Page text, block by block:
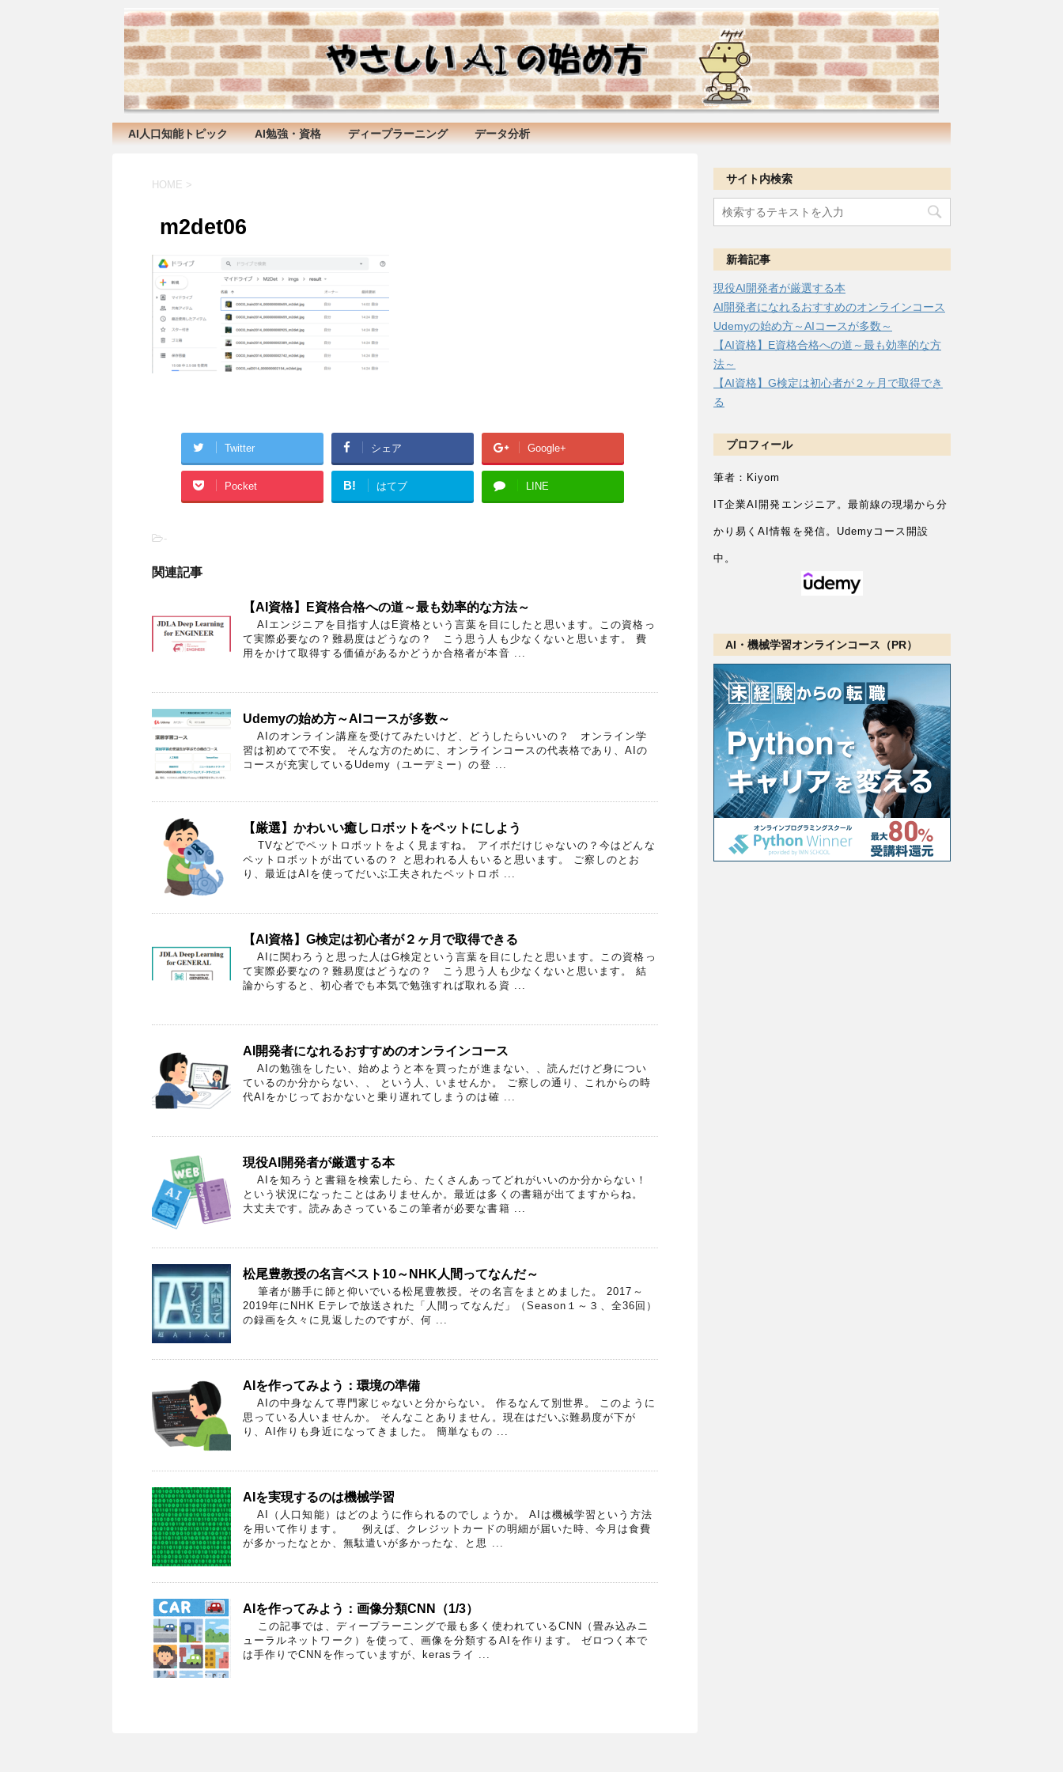
AI人口知能トピック AI勉強・資格 ディープラーニング データ分析
HOME >
m2det06
Twitter シェア Google+
Pocket B! はてブ LINE
-
関連記事
【AI資格】E資格合格への道～最も効率的な方法～
AIエンジニアを目指す人はE資格という言葉を目にしたと思います。この資格っ
て実際必要なの？難易度はどうなの？ こう思う人も少なくないと思います。 費
用をかけて取得する価値があるかどうか合格者が本音 ...
Udemyの始め方～AIコースが多数～
AIのオンライン講座を受けてみたいけど、どうしたらいいの？ オンライン学
習は初めてで不安。 そんな方のために、オンラインコースの代表格であり、AIの
コースが充実しているUdemy（ユーデミー）の登 ...
【厳選】かわいい癒しロボットをペットにしよう
TVなどでペットロボットをよく見ますね。 アイボだけじゃないの？今はどんな
ペットロボットが出ているの？ と思われる人もいると思います。 ご察しのとお
り、最近はAIを使ってだいぶ工夫されたペットロボ ...
【AI資格】G検定は初心者が２ヶ月で取得できる
AIに関わろうと思った人はG検定という言葉を目にしたと思います。この資格っ
て実際必要なの？難易度はどうなの？ こう思う人も少なくないと思います。 結
論からすると、初心者でも本気で勉強すれば取れる資 ...
AI開発者になれるおすすめのオンラインコース
AIの勉強をしたい、始めようと本を買ったが進まない、、読んだけど身につい
ているのか分からない、、 という人、いませんか。 ご察しの通り、これからの時
代AIをかじっておかないと乗り遅れてしまうのは確 ...
現役AI開発者が厳選する本
AIを知ろうと書籍を検索したら、たくさんあってどれがいいのか分からない！
という状況になったことはありませんか。最近は多くの書籍が出てますからね。
大丈夫です。読みあさっているこの筆者が必要な書籍 ...
松尾豊教授の名言ベスト10～NHK人間ってなんだ～
筆者が勝手に師と仰いでいる松尾豊教授。その名言をまとめました。 2017～
2019年にNHK Eテレで放送された「人間ってなんだ」（Season１～３、全36回）
の録画を久々に見返したのですが、何 ...
AIを作ってみよう：環境の準備
AIの中身なんて専門家じゃないと分からない。 作るなんて別世界。 このように
思っている人いませんか。 そんなことありません。現在はだいぶ難易度が下が
り、AI作りも身近になってきました。 簡単なもの ...
AIを実現するのは機械学習
AI（人口知能）はどのように作られるのでしょうか。 AIは機械学習という方法
を用いて作ります。 例えば、クレジットカードの明細が届いた時、今月は食費
が多かったなとか、無駄遣いが多かったな、と思 ...
AIを作ってみよう：画像分類CNN（1/3）
この記事では、ディープラーニングで最も多く使われているCNN（畳み込みニ
ューラルネットワーク）を使って、画像を分類するAIを作ります。 ゼロつく本で
は手作りでCNNを作っていますが、kerasライ ...
サイト内検索
新着記事
現役AI開発者が厳選する本
AI開発者になれるおすすめのオンラインコース
Udemyの始め方～AIコースが多数～
【AI資格】E資格合格への道～最も効率的な方
法～
【AI資格】G検定は初心者が２ヶ月で取得でき
る
プロフィール
筆者：Kiyom
IT企業AI開発エンジニア。 最前線の現場から分
かり易くAI情報を発信。Udemyコース開設
中。
AI・機械学習オンラインコース（PR）